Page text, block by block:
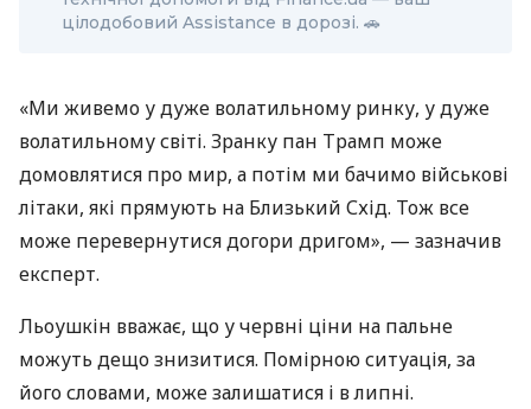
цілодобовий Assistance в дорозі. 🚗
«Ми живемо у дуже волатильному ринку, у дуже
волатильному світі. Зранку пан Трамп може
домовлятися про мир, а потім ми бачимо військові
літаки, які прямують на Близький Схід. Тож все
може перевернутися догори дригом», — зазначив
експерт.
Льоушкін вважає, що у червні ціни на пальне
можуть дещо знизитися. Помірною ситуація, за
його словами, може залишатися і в липні.